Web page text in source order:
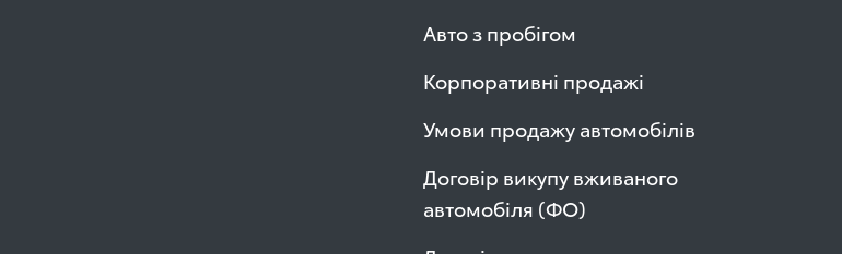
Авто з пробігом
Корпоративні продажі
Умови продажу автомобілів
Договір викупу вживаного
автомобіля (ФО)